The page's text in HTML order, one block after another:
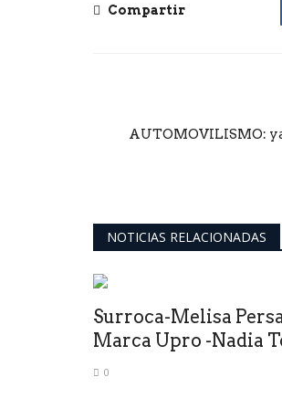
Compartir
AUTOMOVILISMO:
NOTICIAS RELACIONADAS
Surroca-Melisa
Marca Upro -Nadia
0